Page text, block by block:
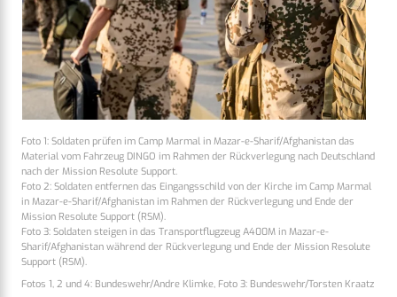
Foto 1: Soldaten prüfen im Camp Marmal in Mazar-e-Sharif/Afghanistan das
Material vom Fahrzeug DINGO im Rahmen der Rückverlegung nach Deutschland
nach der Mission Resolute Support.
Foto 2: Soldaten entfernen das Eingangsschild von der Kirche im Camp Marmal
in Mazar-e-Sharif/Afghanistan im Rahmen der Rückverlegung und Ende der
Mission Resolute Support (RSM).
Foto 3: Soldaten steigen in das Transportflugzeug A400M in Mazar-e-
Sharif/Afghanistan während der Rückverlegung und Ende der Mission Resolute
Support (RSM).
Fotos 1, 2 und 4: Bundeswehr/Andre Klimke, Foto 3: Bundeswehr/Torsten Kraatz